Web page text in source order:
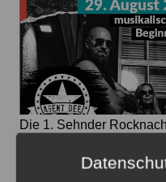
Die 1. Sehnder
Sponsoren - Plakat: